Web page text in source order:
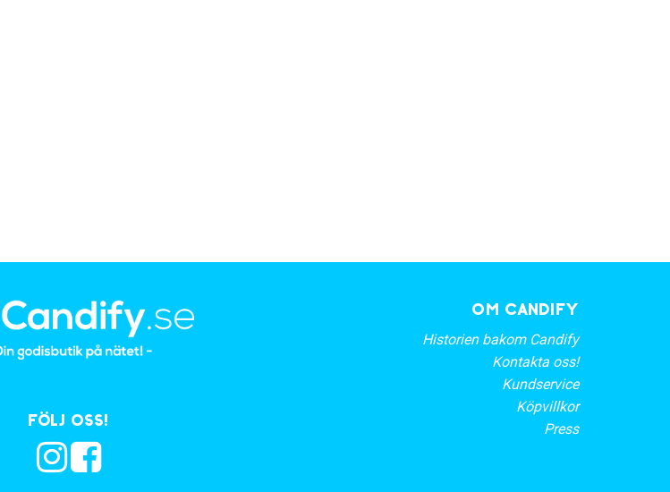
Följ oss!
OM CANDIFY
Historien bakom Candify
Kontakta oss!
Kundservice
Köpvillkor
Press